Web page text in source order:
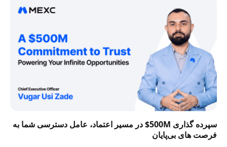
سپرده گذاری 500M$ در مسیر اعتماد، عامل دسترسی شما به
فرصت‌ های بی‌پایان